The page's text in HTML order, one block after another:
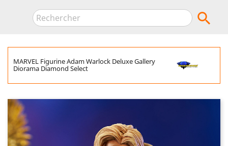

MARVEL Figurine Adam Warlock Deluxe Gallery
Diorama Diamond Select